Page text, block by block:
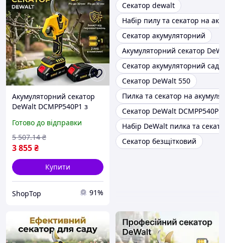
Акумуляторний секатор
DeWalt DCMPP540P1 з
зарядним пристроєм для
саду, вага 1.3 кг, для гілок,
для кущів
Готово до відправки
3 855₴
5 507.14 ₴
Купити
ShopTop 91%
Секатор dewalt
Набір пилу та секатор на
Секатор акумуляторний
Акумуляторний секатор
Секатор акумуляторний
Секатор DeWalt 550
Пилка та секатор на
Секатор DeWalt
Набір DeWalt пилка та
Секатор безщітковий